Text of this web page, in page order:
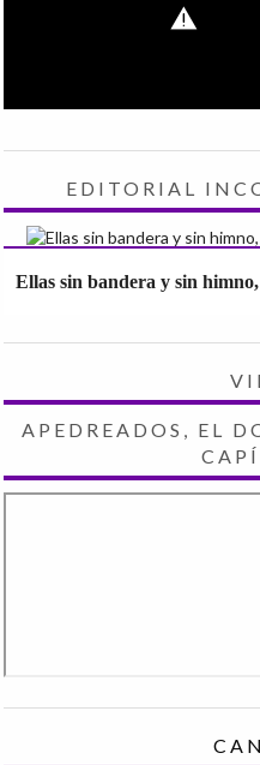
EDITORIAL
Ellas sin bandera y sin
APEDREADOS, EL